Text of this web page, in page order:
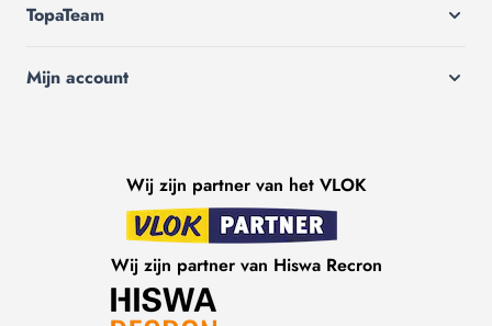
TopaTeam
Mijn account
Wij zijn partner van het VLOK
Wij zijn partner van Hiswa Recron